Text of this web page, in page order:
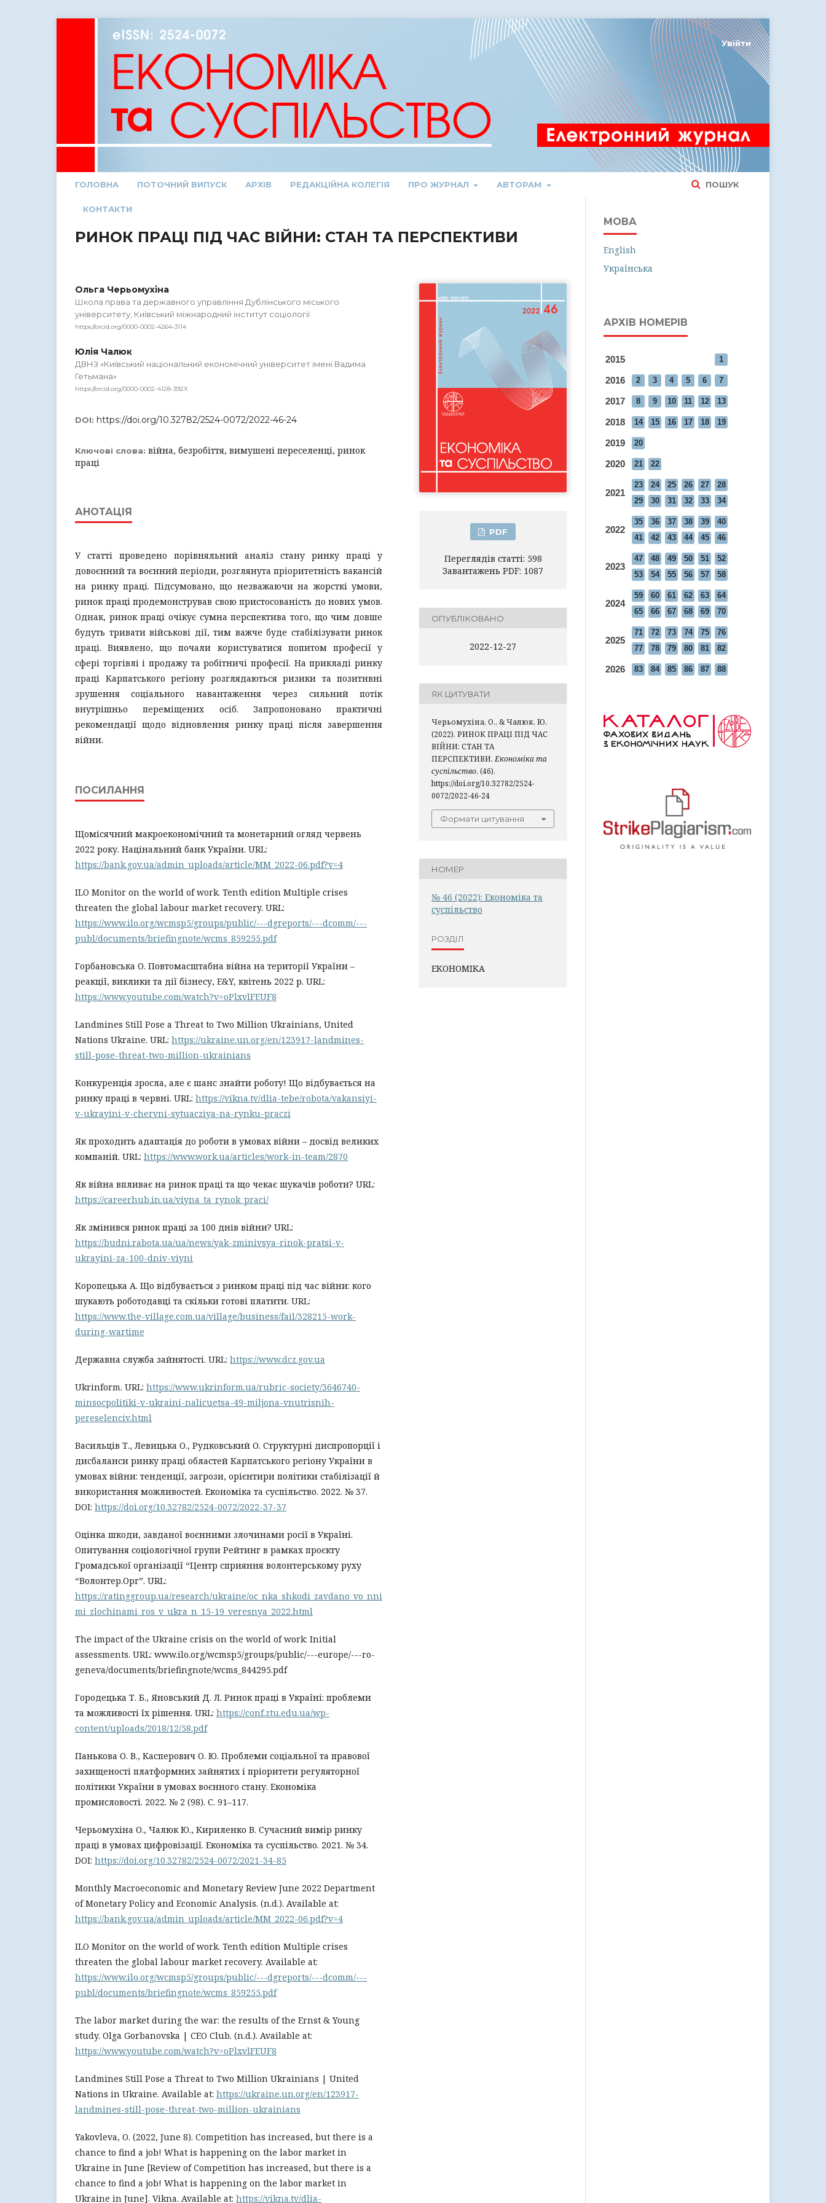
ГОЛОВНА ПОТОЧНИЙ ВИПУСК АРХІВ РЕДАКЦІЙНА КОЛЕГІЯ ПРО ЖУРНАЛ АВТОРАМ
КОНТАКТИ
ПОШУК
Увійти
РИНОК ПРАЦІ ПІД ЧАС ВІЙНИ: СТАН ТА ПЕРСПЕКТИВИ
Ольга Черьомухіна
Школа права та державного управління Дублінського міського
університету, Київський міжнародний інститут соціології
https://orcid.org/0000-0002-4264-3114
Юлія Чалюк
ДВНЗ «Київський національний економічний університет імені Вадима
Гетьмана»
https://orcid.org/0000-0002-4128-392X
DOI: https://doi.org/10.32782/2524-0072/2022-46-24
Ключові слова: війна, безробіття, вимушені переселенці, ринок
праці
АНОТАЦІЯ
У статті проведено порівняльний аналіз стану ринку праці у
довоєнний та воєнний періоди, розглянута пріоритетність вакансій
на ринку праці. Підсумовано, що незважаючи на жорсткі умови,
ринок праці продемонстрував свою пристосованість до нових умов.
Однак, ринок праці очікує сумна перспектива того, що чим довше
будуть тривати військові дії, тим важче буде стабілізувати ринок
праці. Виявлено, що почали користуватися попитом професії у
сфері торгівлі і продажу та робітничі професії. На прикладі ринку
праці Карпатського регіону розглядаються ризики та позитивні
зрушення соціального навантаження через сильний потік
внутрішньо переміщених осіб. Запропоновано практичні
рекомендації щодо відновлення ринку праці після завершення
війни.
ПОСИЛАННЯ
Щомісячний макроекономічний та монетарний огляд червень
2022 року. Націнальний банк України. URL:
https://bank.gov.ua/admin_uploads/article/MM_2022-06.pdf?v=4
ILO Monitor on the world of work. Tenth edition Multiple crises
threaten the global labour market recovery. URL:
https://www.ilo.org/wcmsp5/groups/public/---dgreports/---dcomm/---
publ/documents/briefingnote/wcms_859255.pdf
Горбановська О. Повтомасштабна війна на території України –
реакції, виклики та дії бізнесу, E&Y, квітень 2022 р. URL:
https://www.youtube.com/watch?v=oPlxvlFEUF8
Landmines Still Pose a Threat to Two Million Ukrainians, United
Nations Ukraine. URL: https://ukraine.un.org/en/123917-landmines-
still-pose-threat-two-million-ukrainians
Конкуренція зросла, але є шанс знайти роботу! Що відбувається на
ринку праці в червні. URL: https://vikna.tv/dlia-tebe/robota/vakansiyi-
v-ukrayini-v-chervni-sytuacziya-na-rynku-praczi
Як проходить адаптація до роботи в умовах війни – досвід великих
компаній. URL: https://www.work.ua/articles/work-in-team/2870
Як війна впливає на ринок праці та що чекає шукачів роботи? URL:
https://careerhub.in.ua/viyna_ta_rynok_praci/
Як змінився ринок праці за 100 днів війни? URL:
https://budni.rabota.ua/ua/news/yak-zminivsya-rinok-pratsi-v-
ukrayini-za-100-dniv-viyni
Коропецька А. Що відбувається з ринком праці під час війни: кого
шукають роботодавці та скільки готові платити. URL:
https://www.the-village.com.ua/village/business/fail/328215-work-
during-wartime
Державна служба зайнятості. URL: https://www.dcz.gov.ua
Ukrinform. URL: https://www.ukrinform.ua/rubric-society/3646740-
minsocpolitiki-v-ukraini-nalicuetsa-49-miljona-vnutrisnih-
pereselenciv.html
Васильців Т., Левицька О., Рудковський О. Структурні диспропорції і
дисбаланси ринку праці областей Карпатського регіону України в
умовах війни: тенденції, загрози, орієнтири політики стабілізації й
використання можливостей. Економіка та суспільство. 2022. № 37.
DOI: https://doi.org/10.32782/2524-0072/2022-37-37
Оцінка шкоди, завданої воєнними злочинами росії в Україні.
Опитування соціологічної групи Рейтинг в рамках проєкту
Громадської організації “Центр сприяння волонтерському руху
“Волонтер.Орг”. URL:
https://ratinggroup.ua/research/ukraine/oc_nka_shkodi_zavdano_vo_nni
mi_zlochinami_ros_v_ukra_n_15-19_veresnya_2022.html
The impact of the Ukraine crisis on the world of work: Initial
assessments. URL: www.ilo.org/wcmsp5/groups/public/---europe/---ro-
geneva/documents/briefingnote/wcms_844295.pdf
Городецька Т. Б., Яновський Д. Л. Ринок праці в Україні: проблеми
та можливості їх рішення. URL: https://conf.ztu.edu.ua/wp-
content/uploads/2018/12/58.pdf
Панькова О. В., Касперович О. Ю. Проблеми соціальної та правової
захищеності платформних зайнятих і пріоритети регуляторної
політики України в умовах воєнного стану. Економіка
промисловості. 2022. № 2 (98). С. 91–117.
Черьомухіна О., Чалюк Ю., Кириленко В. Сучасний вимір ринку
праці в умовах цифровізації. Економіка та суспільство. 2021. № 34.
DOI: https://doi.org/10.32782/2524-0072/2021-34-85
Monthly Macroeconomic and Monetary Review June 2022 Department
of Monetary Policy and Economic Analysis. (n.d.). Available at:
https://bank.gov.ua/admin_uploads/article/MM_2022-06.pdf?v=4
ILO Monitor on the world of work. Tenth edition Multiple crises
threaten the global labour market recovery. Available at:
https://www.ilo.org/wcmsp5/groups/public/---dgreports/---dcomm/---
publ/documents/briefingnote/wcms_859255.pdf
The labor market during the war: the results of the Ernst & Young
study. Olga Gorbanovska | CEO Club. (n.d.). Available at:
https://www.youtube.com/watch?v=oPlxvlFEUF8
Landmines Still Pose a Threat to Two Million Ukrainians | United
Nations in Ukraine. Available at: https://ukraine.un.org/en/123917-
landmines-still-pose-threat-two-million-ukrainians
Yakovleva, O. (2022, June 8). Competition has increased, but there is a
chance to find a job! What is happening on the labor market in
Ukraine in June [Review of Competition has increased, but there is a
chance to find a job! What is happening on the labor market in
Ukraine in June]. Vikna. Available at: https://vikna.tv/dlia-
PDF
Переглядів статті: 598
Завантажень PDF: 1087
ОПУБЛІКОВАНО
2022-12-27
ЯК ЦИТУВАТИ
Черьомухіна, О., & Чалюк, Ю.
(2022). РИНОК ПРАЦІ ПІД ЧАС
ВІЙНИ: СТАН ТА
ПЕРСПЕКТИВИ. Економіка та
суспільство, (46).
https://doi.org/10.32782/2524-
0072/2022-46-24
Формати цитування
НОМЕР
№ 46 (2022): Економіка та
суспільство
РОЗДІЛ
ЕКОНОМІКА
МОВА
English
Українська
АРХІВ НОМЕРІВ
2015 1
2016 2 3 4 5 6 7
2017 8 9 10 11 12 13
2018 14 15 16 17 18 19
2019 20
2020 21 22
2021
23 24 25 26 27
28
29
30 31 32 33 34
2022
35 36 37 38 39
40
41
42 43 44 45 46
2023
47 48 49 50 51
52
53
54 55 56 57 58
2024
59 60 61 62 63
64
65
66 67 68 69 70
2025
71 72 73 74 75
76
77
78 79 80 81 82
2026 83 84 85 86 87 88